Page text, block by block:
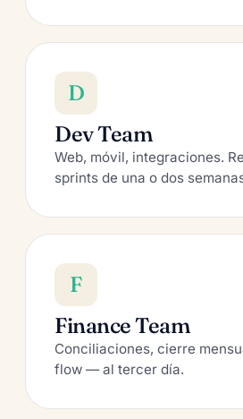
D
Dev Team
Web, móvil, integraciones.
sprints de una o dos
F
Finance Team
Conciliaciones, cierre
flow — al tercer día.